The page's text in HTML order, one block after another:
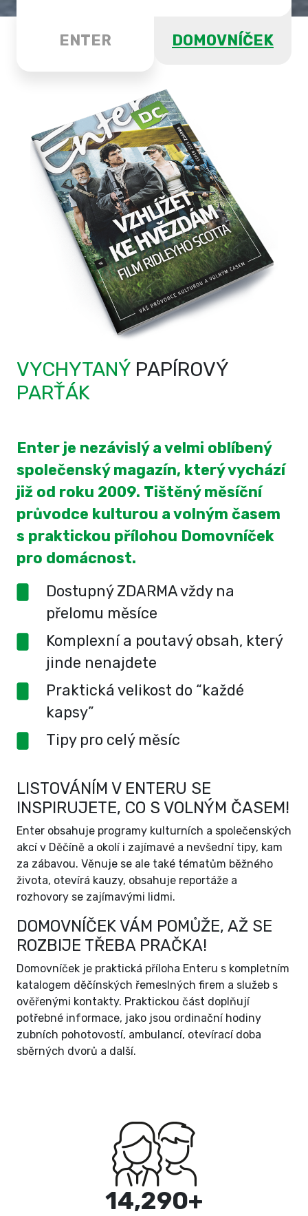
ENTER DOMOVNÍČEK
VYCHYTANÝ PAPÍROVÝ
PARŤÁK
Enter je nezávislý a velmi oblíbený
společenský magazín, který vychází
již od roku 2009. Tištěný měsíční
průvodce kulturou a volným časem
s praktickou přílohou Domovníček
pro domácnost.
Dostupný ZDARMA vždy na
přelomu měsíce
Komplexní a poutavý obsah, který
jinde nenajdete
Praktická velikost do “každé
kapsy”
Tipy pro celý měsíc
LISTOVÁNÍM V ENTERU SE
INSPIRUJETE, CO S VOLNÝM ČASEM!
Enter obsahuje programy kulturních a společenských
akcí v Děčíně a okolí i zajímavé a nevšední tipy, kam
za zábavou. Věnuje se ale také tématům běžného
života, otevírá kauzy, obsahuje reportáže a
rozhovory se zajímavými lidmi.
DOMOVNÍČEK VÁM POMŮŽE, AŽ SE
ROZBIJE TŘEBA PRAČKA!
Domovníček je praktická příloha Enteru s kompletním
katalogem děčínských řemeslných firem a služeb s
ověřenými kontakty. Praktickou část doplňují
potřebné informace, jako jsou ordinační hodiny
zubních pohotovostí, ambulancí, otevírací doba
sběrných dvorů a další.
15,000+